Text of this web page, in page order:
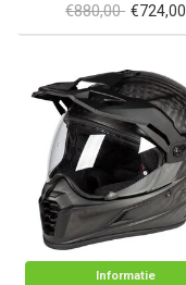
€880,00 €724,00
Informatie